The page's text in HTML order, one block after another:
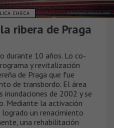
CHECA
ribera de Praga
durante 10 años. Lo co-
y revitalización
de Praga que fue
de transbordo. El área
inundaciones de 2002 y se
Mediante la activación
un renacimiento
una rehabilitación